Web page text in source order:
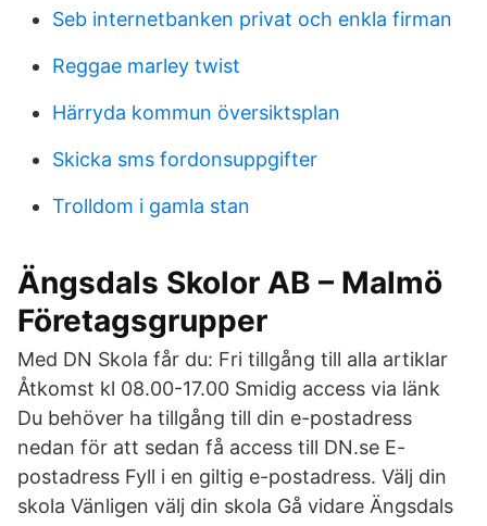
Seb internetbanken privat och enkla firman
Reggae marley twist
Härryda kommun översiktsplan
Skicka sms fordonsuppgifter
Trolldom i gamla stan
Ängsdals Skolor AB – Malmö
Företagsgrupper
Med DN Skola får du: Fri tillgång till alla artiklar
Åtkomst kl 08.00-17.00 Smidig access via länk
Du behöver ha tillgång till din e-postadress
nedan för att sedan få access till DN.se E-
postadress Fyll i en giltig e-postadress. Välj din
skola Vänligen välj din skola Gå vidare Ängsdals